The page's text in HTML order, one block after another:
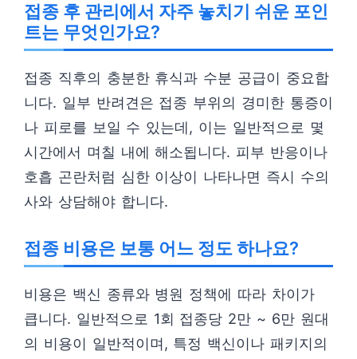
접종 후 관리에서 자주 놓치기 쉬운 포인
트는 무엇인가요?
접종 직후의 충분한 휴식과 수분 공급이 중요합
니다. 일부 반려견은 접종 부위의 경미한 통증이
나 피로를 보일 수 있는데, 이는 일반적으로 몇
시간에서 며칠 내에 해소됩니다. 피부 반응이나
호흡 곤란처럼 심한 이상이 나타나면 즉시 수의
사와 상담해야 합니다.
접종 비용은 보통 어느 정도 하나요?
비용은 백신 종류와 병원 정책에 따라 차이가
큽니다. 일반적으로 1회 접종당 2만 ~ 6만 원대
의 비용이 일반적이며, 특정 백신이나 패키지의